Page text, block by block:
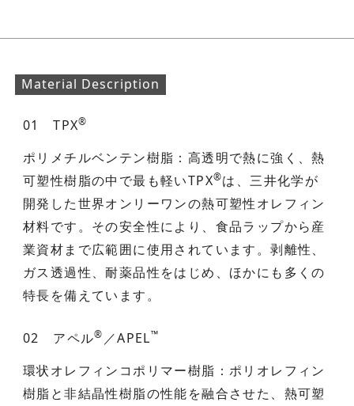
Material Description
01 TPX®
ポリメチルベンテン樹脂：高透明で熱に強く、熱
可塑性樹脂の中で最も軽いTPX®は、三井化学が
開発した世界オンリーワンの熱可塑性オレフィン
材料です。その安全性により、食品ラップから産
業資材まで広範囲に使用されています。剥離性、
ガス透過性、耐薬品性をはじめ、ほかにも多くの
特長を備えています。
02 アペル® ／APEL™
環状オレフィンコポリマー樹脂：ポリオレフィン
樹脂と非結晶性樹脂の性能を融合させた、熱可塑